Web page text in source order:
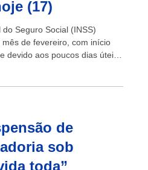
(17)
Seguro Social (INSS)
de fevereiro, com início
devido aos poucos dias úteis
de
sob
toda”